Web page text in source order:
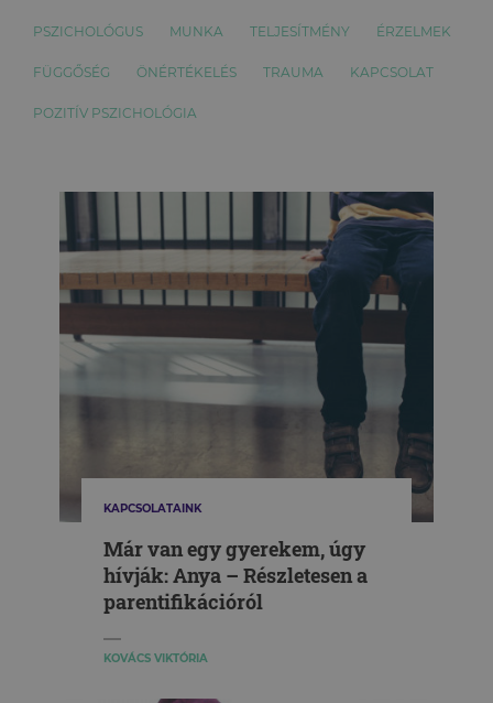
PSZICHOLÓGUS MUNKA TELJESÍTMÉNY ÉRZELMEK
FÜGGŐSÉG ÖNÉRTÉKELÉS TRAUMA KAPCSOLAT
POZITÍV PSZICHOLÓGIA
KAPCSOLATAINK
Már van egy gyerekem, úgy
hívják: Anya – Részletesen a
parentifikációról
KOVÁCS VIKTÓRIA